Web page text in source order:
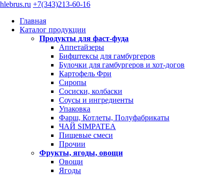
hlebrus.ru +7(343)213-60-16
Главная
Каталог продукции
Продукты для фаст-фуда
Аппетайзеры
Бифштексы для гамбургеров
Булочки для гамбургеров и хот-догов
Картофель Фри
Сиропы
Сосиски, колбаски
Соусы и ингредиенты
Упаковка
Фарш, Котлеты, Полуфабрикаты
ЧАЙ SIMPATEA
Пищевые смеси
Прочии
Фрукты, ягоды, овощи
Овощи
Ягоды